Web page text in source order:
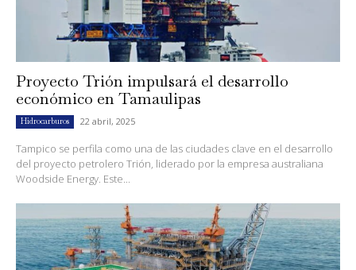
Proyecto Trión impulsará el desarrollo
económico en Tamaulipas
Hidrocarburos 22 abril, 2025
Tampico se perfila como una de las ciudades clave en el desarrollo
del proyecto petrolero Trión, liderado por la empresa australiana
Woodside Energy. Este...